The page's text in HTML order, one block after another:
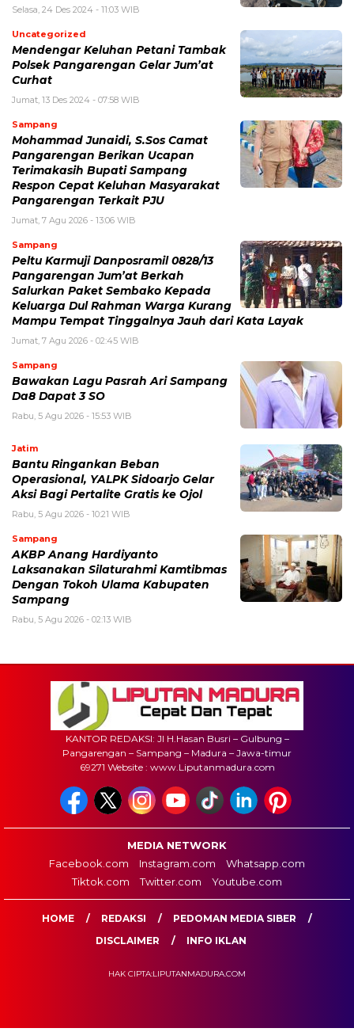
Selasa, 24 Des 2024 - 11:03 WIB
Uncategorized
Mendengar Keluhan Petani Tambak
Polsek Pangarengan Gelar Jum’at
Curhat
Jumat, 13 Des 2024 - 07:58 WIB
Sampang
Mohammad Junaidi, S.Sos Camat
Pangarengan Berikan Ucapan
Terimakasih Bupati Sampang
Respon Cepat Keluhan Masyarakat
Pangarengan Terkait PJU
Jumat, 7 Agu 2026 - 13:06 WIB
Sampang
Peltu Karmuji Danposramil 0828/13
Pangarengan Jum’at Berkah
Salurkan Paket Sembako Kepada
Keluarga Dul Rahman Warga Kurang
Mampu Tempat Tinggalnya Jauh dari Kata Layak
Jumat, 7 Agu 2026 - 02:45 WIB
Sampang
Bawakan Lagu Pasrah Ari Sampang
Da8 Dapat 3 SO
Rabu, 5 Agu 2026 - 15:53 WIB
Jatim
Bantu Ringankan Beban
Operasional, YALPK Sidoarjo Gelar
Aksi Bagi Pertalite Gratis ke Ojol
Rabu, 5 Agu 2026 - 10:21 WIB
Sampang
AKBP Anang Hardiyanto
Laksanakan Silaturahmi Kamtibmas
Dengan Tokoh Ulama Kabupaten
Sampang
Rabu, 5 Agu 2026 - 02:13 WIB
KANTOR REDAKSI: Jl H.Hasan Busri – Gulbung –
Pangarengan – Sampang – Madura – Jawa-timur
69271 Website : www.Liputanmadura.com
MEDIA NETWORK
Facebook.com
Instagram.com
Whatsapp.com
Tiktok.com
Twitter.com Youtube.com
HOME REDAKSI
PEDOMAN MEDIA SIBER
DISCLAIMER
INFO IKLAN
HAK CIPTA:LIPUTANMADURA.COM